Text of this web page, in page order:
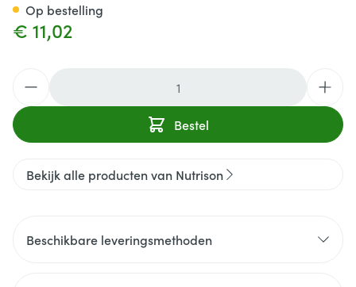
€ 11,02
Bestel
Op bestelling
Bekijk alle producten van Nutrison
Beschikbare leveringsmethoden